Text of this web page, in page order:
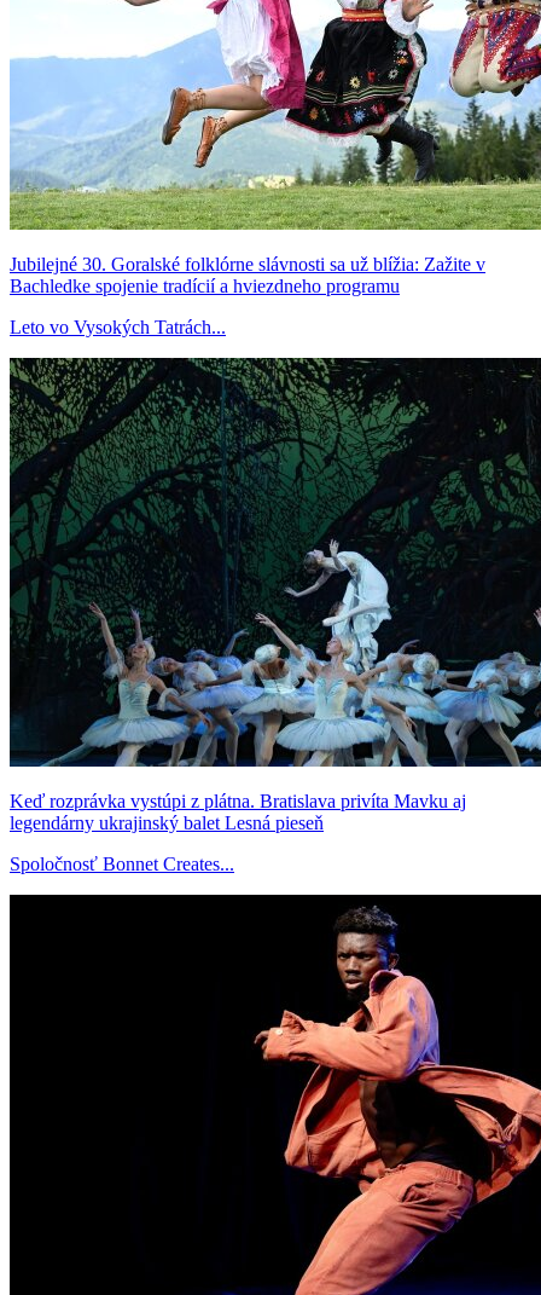
Jubilejné 30. Goralské folklórne slávnosti sa už blížia: Zažite v
Bachledke spojenie tradícií a hviezdneho programu
Leto vo Vysokých Tatrách...
Keď rozprávka vystúpi z plátna. Bratislava privíta Mavku aj
legendárny ukrajinský balet Lesná pieseň
Spoločnosť Bonnet Creates...